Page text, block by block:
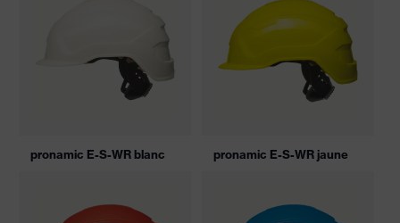
pronamic E-S-WR blanc pronamic E-S-WR jaune